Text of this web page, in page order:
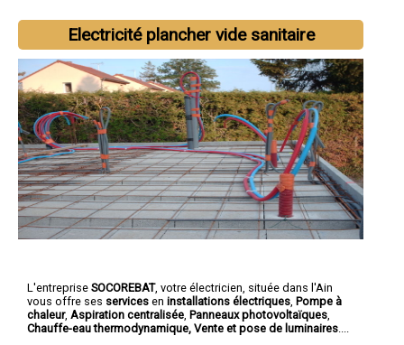
Electricité plancher vide sanitaire
L'entreprise SOCOREBAT, votre électricien , située dans l'Ain
vous offre ses services en installations électriques Pompe à
chaleur, Aspiration centralisée Panneaux photovoltaïques
Chauffe-eau thermodynamique, Vente et pose de luminaires